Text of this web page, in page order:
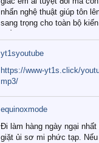
nhấn nghệ thuật giúp tôn
sang trọng cho toàn bộ
Tuy nhiên, giữa thị trường
với vô vàn thương hiệu và
như hiện nay, làm thế nào
được những bộ chăn ga gối
cấp thực sự chất lượng,
khí hậu và nhu cầu sử dụng
đình? Hãy cùng chúng tôi
giải đáp chi tiết qua bài viết
yt1syoutube
https://www-yt1s.click/
mp3/
equinoxmode
Đi làm hàng ngày ngại nhất
giặt ủi sơ mi phức tạp. Nếu